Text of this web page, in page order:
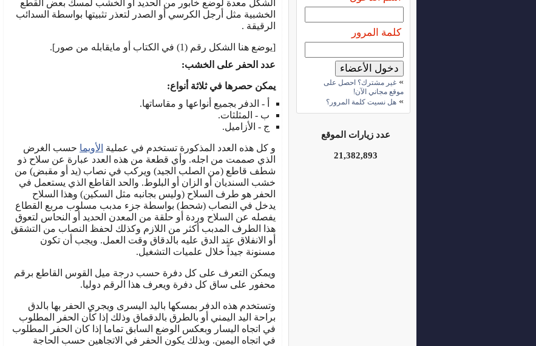
الشكل معدة لوضع خابور من الحديد أو الخشب لمسك بعض القطع
الخشبية مثل أرجل الكرسي أو الصدر لتعذر تثبيتها بواسطة السدائب
الرقيقة .
[يوضع هنا الشكل رقم (1) في الكتاب أو مايقابله من صور].
عدد الحفر على الخشب:
يمكن حصرها في ثلاثة أنواع:
أ - الدفر بجميع أنواعها و مقاساتها.
ب - المثلثات.
ج - الأزاميل.
و كل هذه العدد المذكورة تستخدم في عملية الأويما حسب الغرض
الذي صممت من اجله. وأي قطعة من هذه العدد عبارة عن سلاح ذو
شطف قاطع (من الصلب الجيد) ويركب في نصاب (يد أو مقبض) من
خشب السنديان أو الزان أو البلوط. والحد القاطع الذي يستعمل في
الحفر هو طرف السلاح (وليس بجانبه مثل السكين) وهذا السلاح
يدخل في النصاب (شحط) بواسطة جزء مدبب مسلوب مربع القطاع
يفصله عن السلاح وردة أو حلقة من المعدن الحديد أو النحاس لتعوق
هذا الطرف المدبب أكثر من اللازم وكذلك لحفظ النصاب من التشقق
أو الانفلاق عند الدق عليه بالدقاق وقت العمل. ويجب أن تكون
مسنونة جيداً خلال علميات التشغيل.
ويمكن التعرف على كل دفرة حسب درجة ميل القوس القاطع برقم
محفور على ساق كل دفرة ويعرف هذا الرقم دوليا.
وتستخدم هذه الدفر بمسكها باليد اليسرى ويجري الحفر بها بالدق
براحة اليد اليمني أو بالطرق بالدقماق وذلك إذا كأن الحفر المطلوب
في اتجاه اليسار وبعكس الوضع السابق تماما إذا كان الحفر المطلوب
في اتجاه اليمين. وبذلك يكون الحفر في الاتجاهين حسب الحاجة
كلمة المرور
» غير مشترك؟ احصل على
موقع مجاني الآن!
» هل نسيت كلمة المرور؟
عدد زيارات الموقع
21,382,893